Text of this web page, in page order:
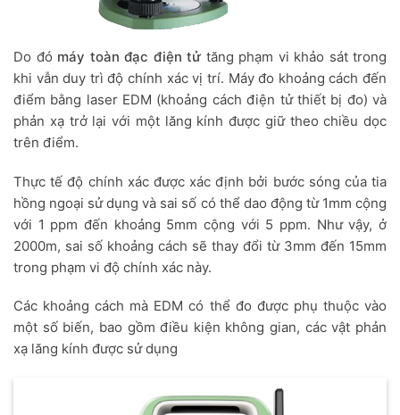
Do đó máy toàn đạc điện tử tăng phạm vi khảo sát trong
khi vẫn duy trì độ chính xác vị trí. Máy đo khoảng cách đến
điểm bằng laser EDM (khoảng cách điện tử thiết bị đo) và
phản xạ trở lại với một lăng kính được giữ theo chiều dọc
trên điểm.
Thực tế độ chính xác được xác định bởi bước sóng của tia
hồng ngoại sử dụng và sai số có thể dao động từ 1mm cộng
với 1 ppm đến khoảng 5mm cộng với 5 ppm. Như vậy, ở
2000m, sai số khoảng cách sẽ thay đổi từ 3mm đến 15mm
trong phạm vi độ chính xác này.
Các khoảng cách mà EDM có thể đo được phụ thuộc vào
một số biến, bao gồm điều kiện không gian, các vật phản
xạ lăng kính được sử dụng